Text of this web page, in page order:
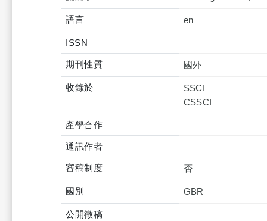
語言 en
ISSN
期刊性質 國外
收錄於
SSCI
產學合作
通訊作者
審稿制度 否
國別 GBR
公開徵稿